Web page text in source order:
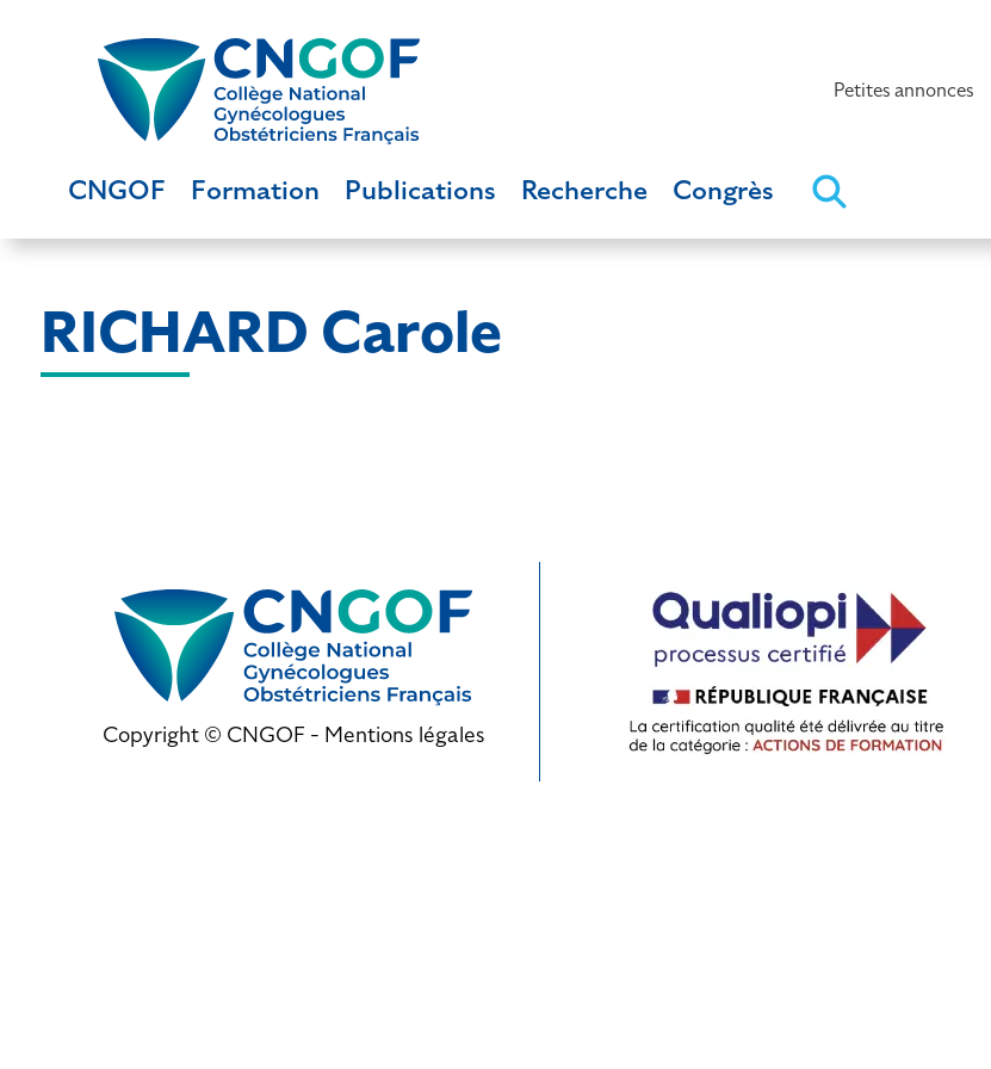
Petites annonces
CNGOF Formation Publications Recherche Congrès
RICHARD Carole
Copyright © CNGOF - Mentions légales